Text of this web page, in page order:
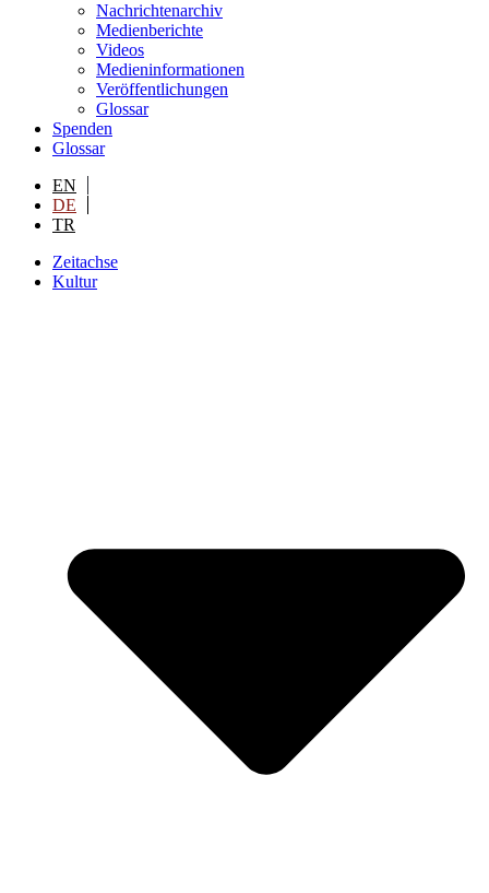
Nachrichtenarchiv
Medienberichte
Videos
Medieninformationen
Veröffentlichungen
Glossar
Spenden
Glossar
EN
DE
TR
Zeitachse
Kultur